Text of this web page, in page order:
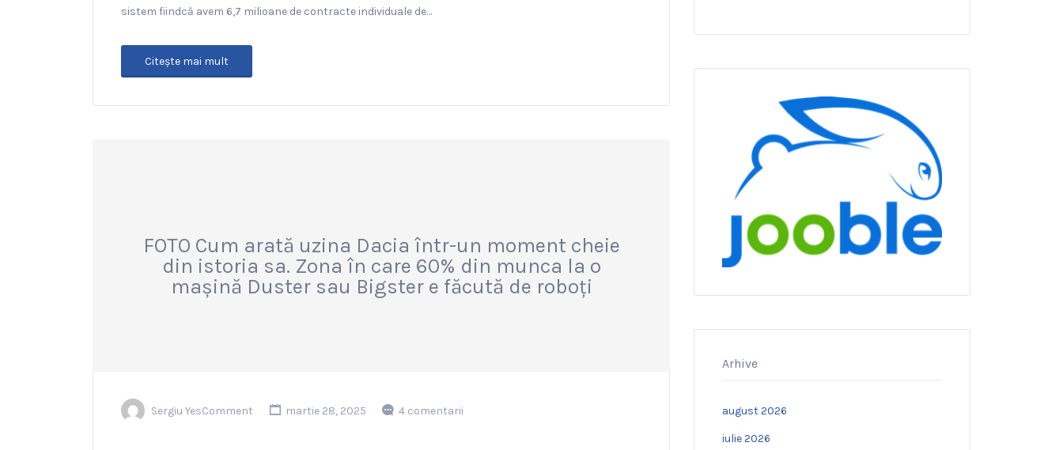
sistem fiindcă avem 6,7 milioane de contracte individuale de…
Citeşte mai mult
FOTO Cum arată uzina Dacia într-un moment cheie
din istoria sa. Zona în care 60% din munca la o
mașină Duster sau Bigster e făcută de roboți
Sergiu YesComment martie 28, 2025 4 comentarii
Arhive
august 2026
iulie 2026